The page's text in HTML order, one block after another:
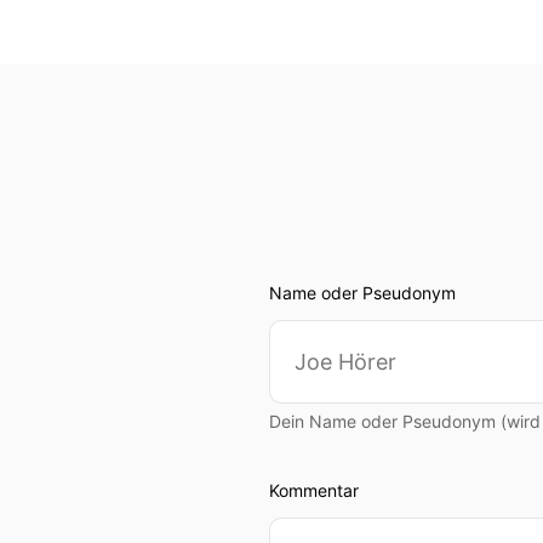
00:00:55: Jari ins Spiel.
00:00:56: Der aus
Ingenieurbüro
Name oder Pseudonym
Dein Name oder Pseudonym
Kommentar